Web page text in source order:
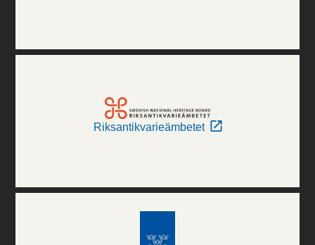
Riksantikvarieämbetet